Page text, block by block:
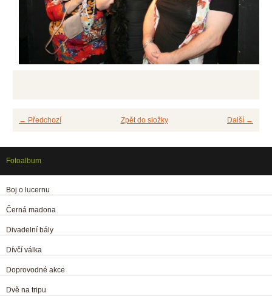
← Předchozí Další →
Zpět do složky
Fotoalbum
Boj o lucernu
Černá madona
Divadelní bály
Dívčí válka
Doprovodné akce
Dvě na tripu